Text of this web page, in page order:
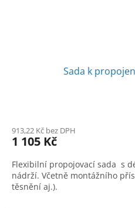
Sada k
913,22 Kč bez DPH
1 105 Kč
Flexibilní propojovací sada s
nádrží. Včetně montážního
těsnění aj.).